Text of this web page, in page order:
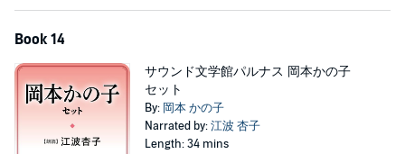
Book 14
サウンド文学館パルナス 岡本かの子
セット
By: 岡本 かの子
Narrated by:江波 杏子
Length: 34 mins